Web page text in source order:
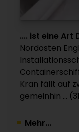
DOW
Nettoergebnis
.... ist eine Art
Nordosten
Kran fällt auf
gemeinhin ...
Mehr...